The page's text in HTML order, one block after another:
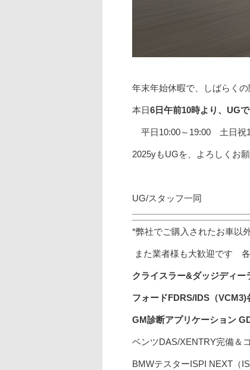
年末年始休暇で、しばらく
本日6日午前10時より、UG
平日10:00～19:00 土日祝
2025yもUGを、よろしくお願
UG/スタッフ一同
*弊社でご購入されたお車以
また業者様も大歓迎です
クライスラー&ダッジディ
フォードFDRS/IDS（VCM3)
GM診断アプリケーション
ベンツDAS/XENTRY完備＆
BMWテスターISPI NEXT（